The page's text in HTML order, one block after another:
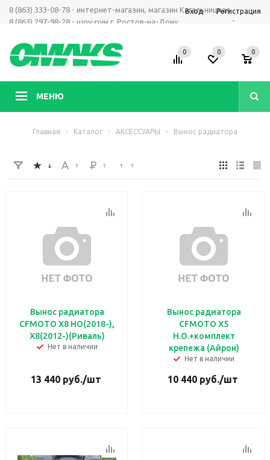
8 (863) 333-08-78 - интернет-магазин, магазин Кагальницкая
8 (863) 297-98-28 - шоу-рум г. Ростов-на-Дону
-
Вход Регистрация
МЕНЮ
0 0 0
Главная - Каталог - АКСЕССУАРЫ - Вынос радиатора
Вынос радиатора
CFMOTO X8 HO(2018-),
X8(2012-)(Риваль)
Нет в наличии
13 440руб./шт
Вынос радиатора
CFMOTO X5
H.O.+комплект
крепежа (Айрон)
Нет в наличии
10 440руб./шт